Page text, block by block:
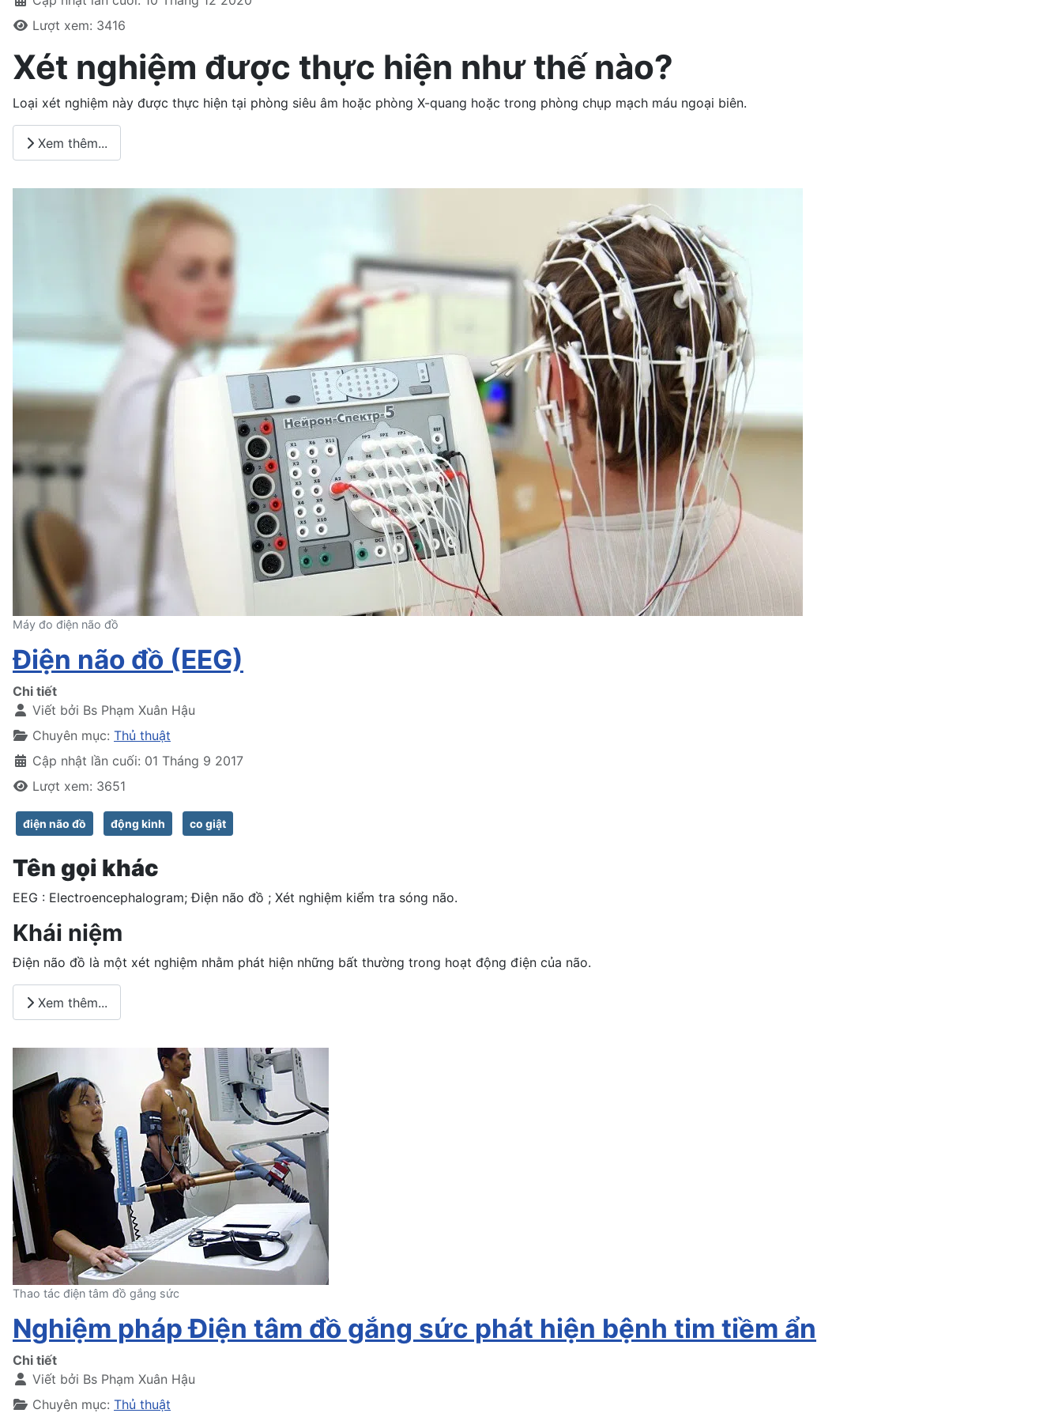
Lượt xem: 3416
Xét nghiệm được thực hiện như thế nào?
Loại xét nghiệm này được thực hiện tại phòng siêu âm hoặc phòng X-quang hoặc trong phòng chụp mạch máu ngoại biên.
Xem thêm...
Máy đo điện não đồ
Điện não đồ (EEG)
Chi tiết
Viết bởi Bs Phạm Xuân Hậu
Chuyên mục: Thủ thuật
Cập nhật lần cuối: 01 Tháng 9 2017
Lượt xem: 3651
điện não đồ động kinh co giật
Tên gọi khác
EEG : Electroencephalogram; Điện não đồ ; Xét nghiệm kiểm tra sóng não.
Khái niệm
Điện não đồ là một xét nghiệm nhằm phát hiện những bất thường trong hoạt động điện của não.
Xem thêm...
Thao tác điện tâm đồ gắng sức
Nghiệm pháp Điện tâm đồ gắng sức phát hiện bệnh tim tiềm ẩn
Chi tiết
Viết bởi Bs Phạm Xuân Hậu
Chuyên mục: Thủ thuật